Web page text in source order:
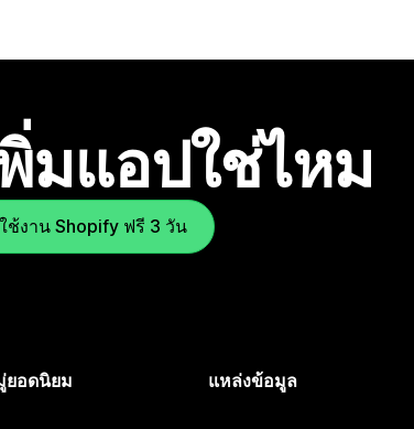
มแอปใช่ไหม
ช้งาน Shopify ฟรี 3 วัน
อดนิยม แหล่งข้อมูล